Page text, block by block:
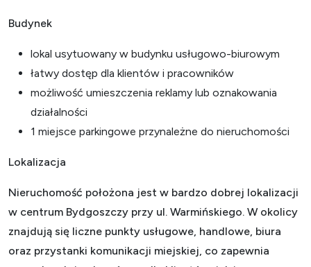
Budynek
lokal usytuowany w budynku usługowo-biurowym
łatwy dostęp dla klientów i pracowników
możliwość umieszczenia reklamy lub oznakowania
działalności
1 miejsce parkingowe przynależne do nieruchomości
Lokalizacja
Nieruchomość położona jest w bardzo dobrej lokalizacji
w centrum Bydgoszczy przy ul. Warmińskiego. W okolicy
znajdują się liczne punkty usługowe, handlowe, biura
oraz przystanki komunikacji miejskiej, co zapewnia